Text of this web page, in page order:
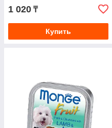
1 020 ₸
Купить